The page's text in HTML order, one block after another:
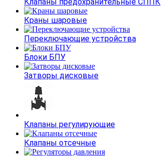
Краны шаровые
Переключающие устройства
Блоки БПУ
Затворы дисковые
Клапаны регулирующие
Клапаны отсечные